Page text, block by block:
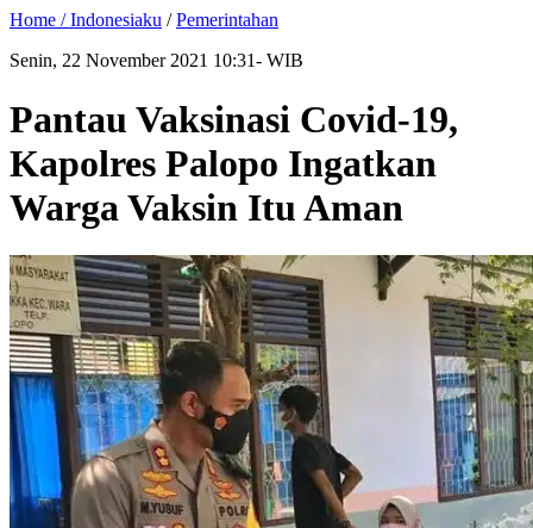
Home /Indonesiaku /Pemerintahan
Senin, 22 November 2021 10:31- WIB
Pantau Vaksinasi Covid-19,
Kapolres Palopo Ingatkan
Warga Vaksin Itu Aman